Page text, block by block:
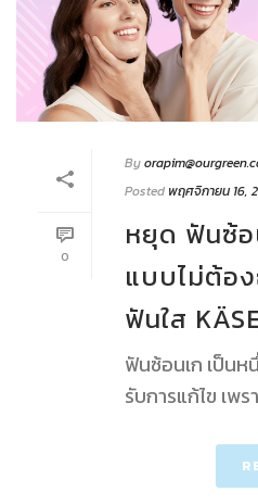
0
By
Posted พฤศจิกายน 16,
หยุด ฟันซ้อ
แบบไม่ต้อ
ฟันใส
ฟันซ้อนเก เป็น
รับการแก้ไข เพร